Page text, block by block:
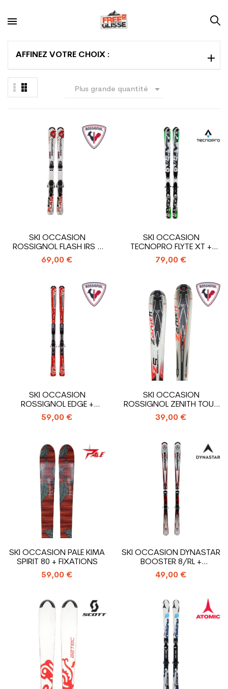
AFFINEZ VOTRE CHOIX :
Plus grande quantité 
SKI OCCASION
ROSSIGNOL FLASH IRS +
FIXATIONS
69,00 €
SKI OCCASION
TECNOPRO FLYTE XT +
FIXATIONS
79,00 €
SKI OCCASION
ROSSIGNOL EDGE +
FIXATIONS
59,00 €
SKI OCCASION
ROSSIGNOL ZENITH TOUS
MODÈLES + FIXATIONS
39,00 €
SKI OCCASION PALE KIMA
SPIRIT 80 + FIXATIONS
59,00 €
SKI OCCASION DYNASTAR
BOOSTER 8/RL +
FIXATIONS
49,00 €